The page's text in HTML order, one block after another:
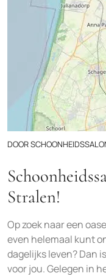
DOOR
Stralen!
Op zoek naar een
even helemaal kunt
dagelijks leven? Dan
voor jou. Gelegen in